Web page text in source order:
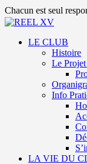
Chacun est seul
LE CLUB
Histoire
Le
Info
LA VIE DU